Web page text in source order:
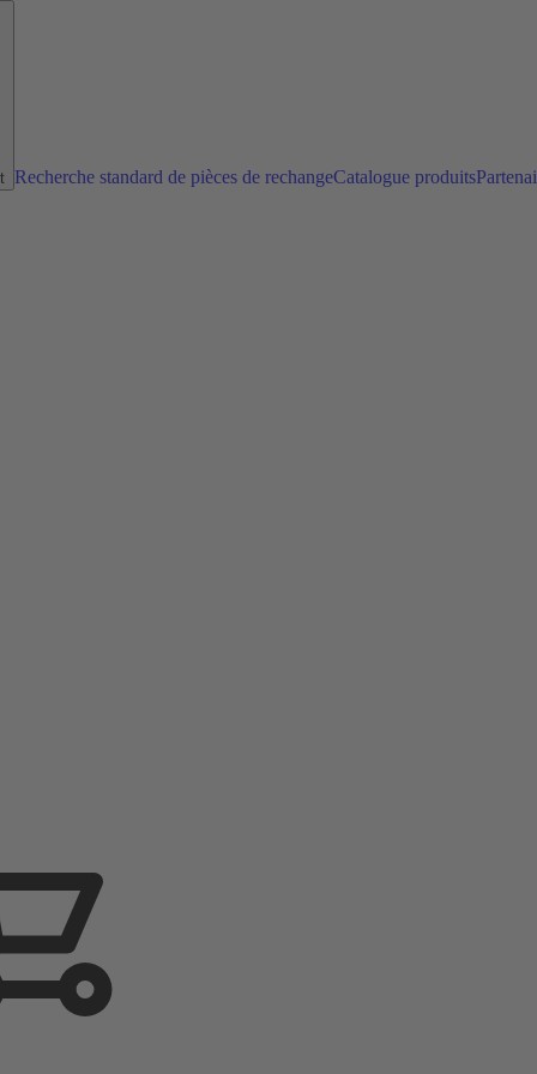
Recherche standard de pièces de rechangeCatalogue produits